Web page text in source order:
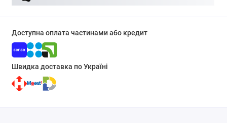
Доступна оплата частинами або кредит
Швидка доставка по Україні